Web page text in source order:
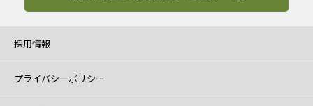
採用情報
プライバシーポリシー